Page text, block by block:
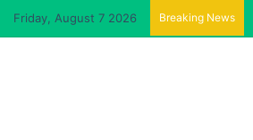
Friday, August 7 2026 Breaking News